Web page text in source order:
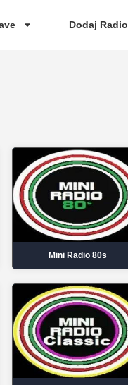
Dodaj Radio
Mini Radio 80s